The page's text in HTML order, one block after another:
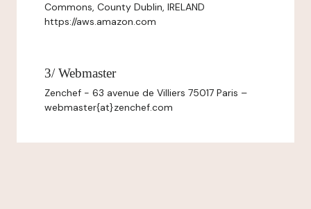
Commons, County Dublin, IRELAND
https://aws.amazon.com
3/ Webmaster
Zenchef - 63 avenue de Villiers 75017 Paris –
webmaster{at}zenchef.com